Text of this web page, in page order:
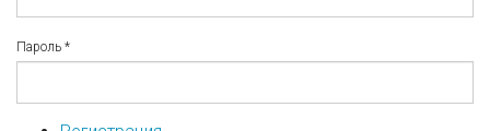
Пароль *